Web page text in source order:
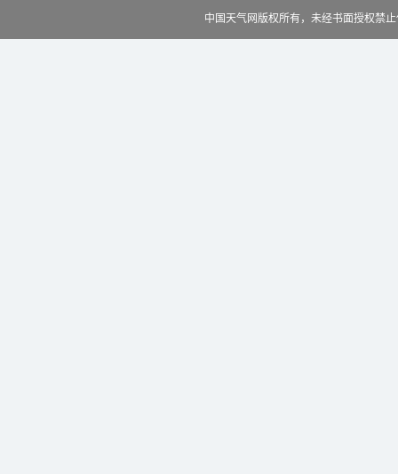
中国天气网版权所有，未经书面授权